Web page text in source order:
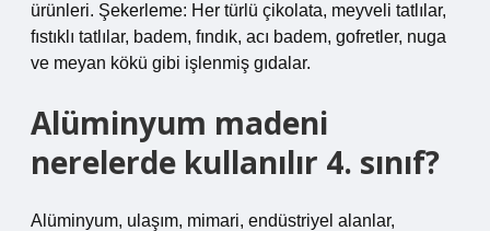
ürünleri. Şekerleme: Her türlü çikolata, meyveli tatlılar,
fıstıklı tatlılar, badem, fındık, acı badem, gofretler, nuga
ve meyan kökü gibi işlenmiş gıdalar.
Alüminyum madeni
nerelerde kullanılır 4. sınıf?
Alüminyum, ulaşım, mimari, endüstriyel alanlar,